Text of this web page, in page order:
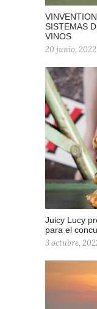
SISTEMAS
VINOS
20 junio, 2022
Juicy Lucy
para el
3 octubre,